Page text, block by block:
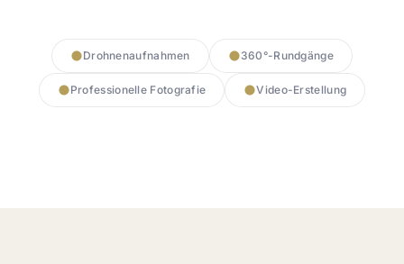
Drohnenaufnahmen 360°-Rundgänge
Professionelle Fotografie Video-Erstellung